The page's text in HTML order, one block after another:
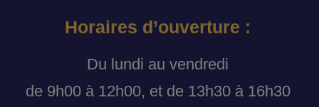
Horaires d’ouverture :
Du lundi au vendredi
de 9h00 à 12h00, et de 13h30 à 16h30